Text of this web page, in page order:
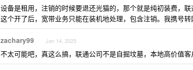
设备是租用，注销的时候要退还光猫的，那个就是纯初装费，联
这个开了后，宽带业务只能在装机地处理，包含注销。我携号
zachary99 Jan 14, 2025
不太可能吧，真这么搞，联通公司不是自掘坟墓，本地高价值